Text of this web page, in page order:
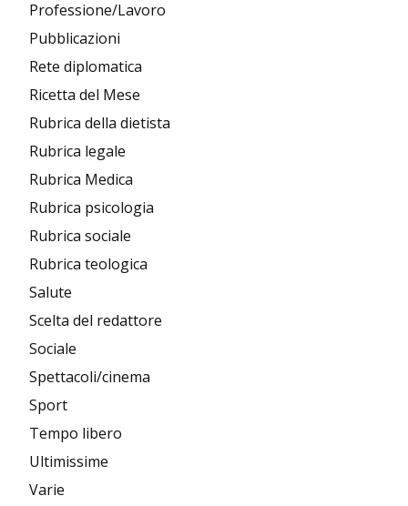
Professione/Lavoro
Pubblicazioni
Rete diplomatica
Ricetta del Mese
Rubrica della dietista
Rubrica legale
Rubrica Medica
Rubrica psicologia
Rubrica sociale
Rubrica teologica
Salute
Scelta del redattore
Sociale
Spettacoli/cinema
Sport
Tempo libero
Ultimissime
Varie